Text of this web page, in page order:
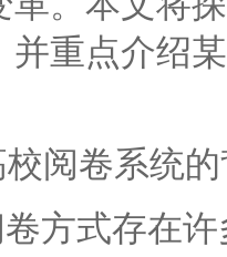
并重点介绍
阅卷系统的
式存在许